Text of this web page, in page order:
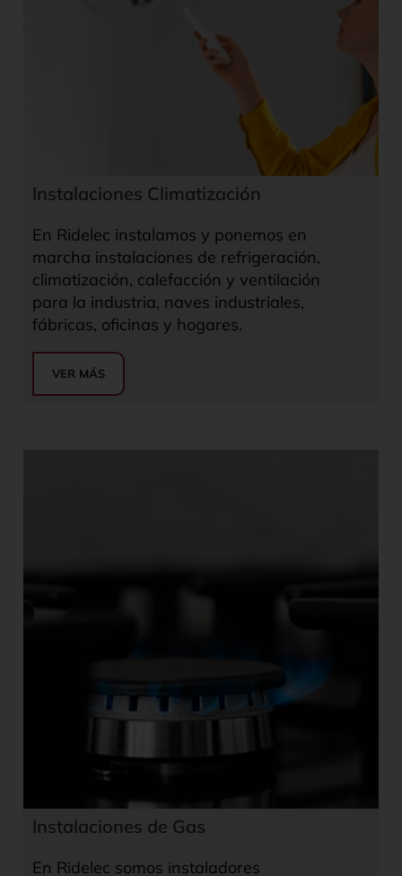
Instalaciones Climatización
En Ridelec instalamos y ponemos en
marcha instalaciones de refrigeración,
climatización, calefacción y ventilación
para la industria, naves industriales,
fábricas, oficinas y hogares.
VER MÁS
Instalaciones de Gas
En Ridelec somos instaladores